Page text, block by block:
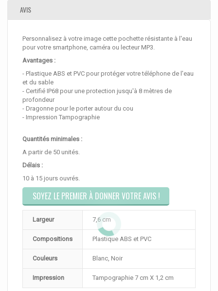
AVIS
Personnalisez à votre image cette pochette résistante à l'eau
pour votre smartphone, caméra ou lecteur MP3.
Avantages :
- Plastique ABS et PVC pour protéger votre téléphone de l'eau
et du sable
- Certifié IP68 pour une protection jusqu'à 8 mètres de
profondeur
- Dragonne pour le porter autour du cou
- Impression Tampographie
Quantités minimales :
A partir de 50 unités.
Délais :
10 à 15 jours ouvrés.
SOYEZ LE PREMIER À DONNER VOTRE AVIS !
Largeur 7,6 cm
Compositions Plastique ABS et PVC
Couleurs Blanc, Noir
Impression Tampographie 7 cm X 1,2 cm